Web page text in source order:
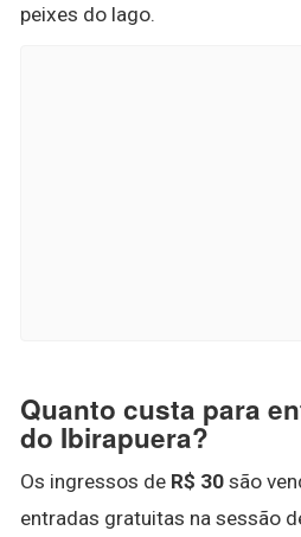
peixes do lago.
Quanto custa para
do Ibirapuera?
Os ingressos de R$ 30 são
entradas gratuitas na sessão